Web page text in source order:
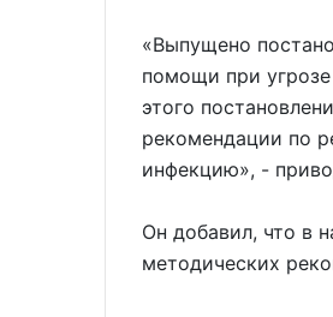
«Выпущено
помощи при
этого
рекомендации по
инфекцию», -
Он добавил, что в
методических